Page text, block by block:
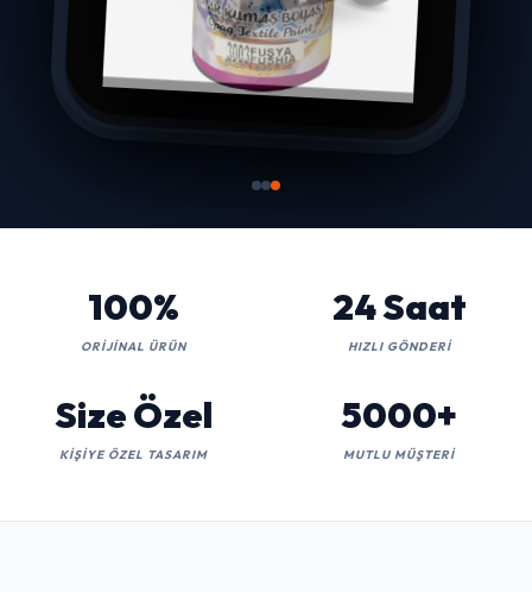
100%
ORIJINAL ÜRÜN
24 Saat
HIZLI GÖNDERI
Size Özel
KIŞIYE ÖZEL TASARIM
5000+
MUTLU MÜŞTERI